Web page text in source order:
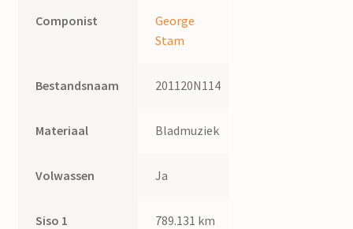
Componist
George
Stam
Bestandsnaam 201120N114
Materiaal Bladmuziek
Volwassen Ja
Siso 1 789.131 km